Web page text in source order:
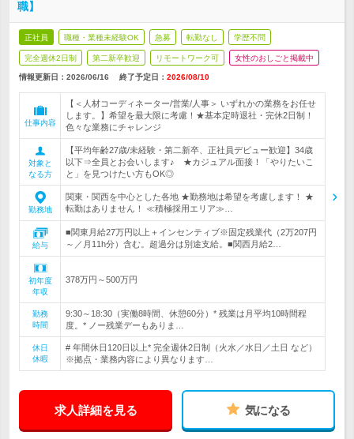
職】
正社員 職種・業種未経験OK 急募 転勤なし 学歴不問
完全週休2日制 第二新卒歓迎 リモートワーク可 女性のおしごと掲載中
情報更新日：2026/06/16 終了予定日： 2026/08/10
仕事内容
【＜人材コーディネーター/営業/人事＞ いずれかの業務をお任せ
します。】希望を最大限に考慮！★基本定時退社・完休2日制！
色々な業務にチャレンジ
対象と
なる方
【平均年齢27歳/未経験・第二新卒、正社員デビュー歓迎】34歳
以下⇒全員とお会いします♪ ★カジュアル面接！「やりたいこ
と」を見つけたい方もOK◎
勤務地
関東・関西を中心とした各地 ★勤務地は希望を考慮します！ ★
転勤はありません！ ≪積極採用エリア≫…
給与
■関東月給27万円以上＋インセンティブ※固定残業代（2万207円
～／月11h分）含む。超過分は別途支給。■関西月給2…
初年度
年収
378万円～500万円
勤務
時間
9:30～18:30（実働8時間、休憩60分）* 残業は月平均10時間程
度。* ノー残業デーもありま…
休日
休暇
# 年間休日120日以上* 完全週休2日制（火水／水日／土日 など）
※拠点・業務内容により異なります…
求人詳細を見る 気になる